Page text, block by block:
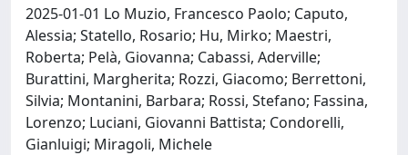
2025-01-01 Lo Muzio, Francesco Paolo; Caputo,
Alessia; Statello, Rosario; Hu, Mirko; Maestri,
Roberta; Pelà, Giovanna; Cabassi, Aderville;
Burattini, Margherita; Rozzi, Giacomo; Berrettoni,
Silvia; Montanini, Barbara; Rossi, Stefano; Fassina,
Lorenzo; Luciani, Giovanni Battista; Condorelli,
Gianluigi; Miragoli, Michele